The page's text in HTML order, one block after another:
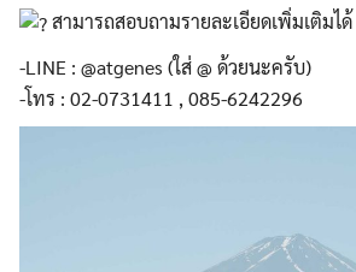
สามารถสอบถามรายละเอียดเพิ่มเติมได้
-LINE : @atgenes (ใส่ @ ด้วยนะครับ)
-โทร : 02-0731411 , 085-6242296